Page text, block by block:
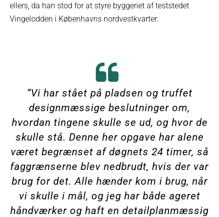
ellers, da han stod for at styre byggeriet af teststedet
Vingelodden i Københavns nordvestkvarter:
“Vi har stået på pladsen og truffet
designmæssige beslutninger om,
hvordan tingene skulle se ud, og hvor de
skulle stå. Denne her opgave har alene
været begrænset af døgnets 24 timer, så
faggrænserne blev nedbrudt, hvis der var
brug for det. Alle hænder kom i brug, når
vi skulle i mål, og jeg har både ageret
håndværker og haft en detailplanmæssig